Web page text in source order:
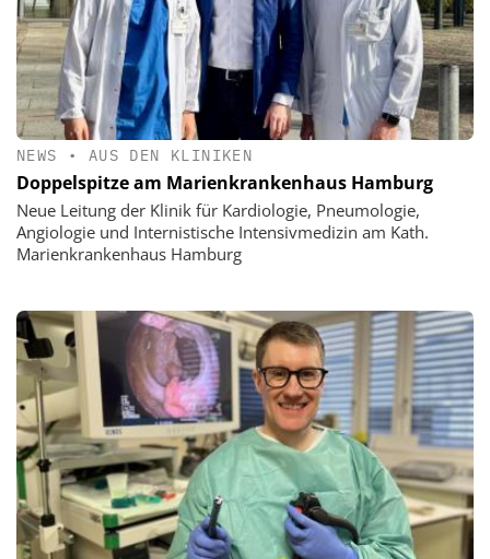
NEWS • AUS DEN KLINIKEN
Doppelspitze am Marienkrankenhaus Hamburg
Neue Leitung der Klinik für Kardiologie, Pneumologie,
Angiologie und Internistische Intensivmedizin am Kath.
Marienkrankenhaus Hamburg